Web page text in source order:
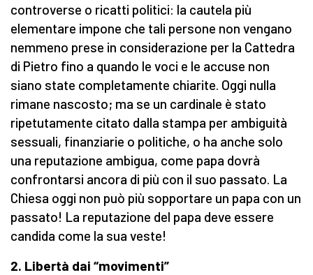
controverse o ricatti politici: la cautela più
elementare impone che tali persone non vengano
nemmeno prese in considerazione per la Cattedra
di Pietro fino a quando le voci e le accuse non
siano state completamente chiarite. Oggi nulla
rimane nascosto; ma se un cardinale è stato
ripetutamente citato dalla stampa per ambiguità
sessuali, finanziarie o politiche, o ha anche solo
una reputazione ambigua, come papa dovrà
confrontarsi ancora di più con il suo passato. La
Chiesa oggi non può più sopportare un papa con un
passato! La reputazione del papa deve essere
candida come la sua veste!
2. Libertà dai “movimenti”